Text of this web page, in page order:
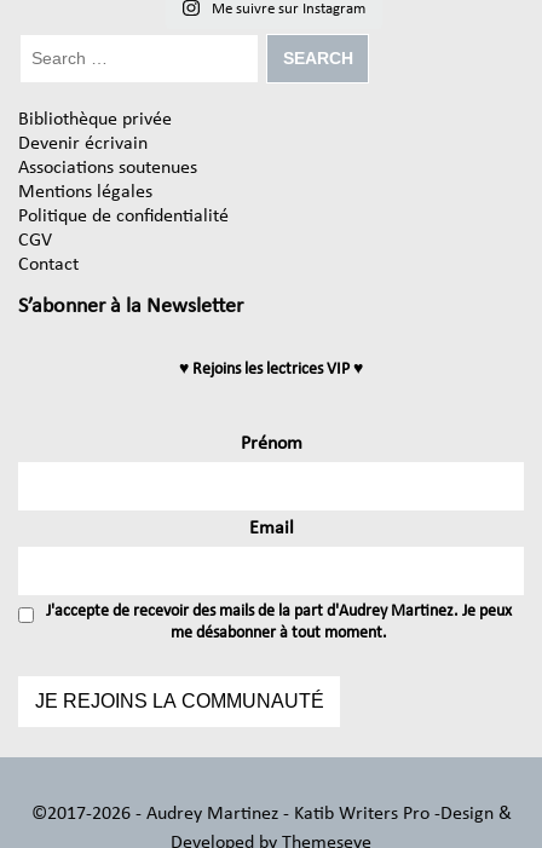
Me suivre sur Instagram
Bibliothèque privée
Devenir écrivain
Associations soutenues
Mentions légales
Politique de confidentialité
CGV
Contact
S’abonner à la Newsletter
♥ Rejoins les lectrices VIP ♥
Prénom
Email
J'accepte de recevoir des mails de la part d'Audrey Martinez. Je peux
me désabonner à tout moment.
©2017-2026 - Audrey Martinez - Katib Writers Pro -Design &
Developed by Themeseye